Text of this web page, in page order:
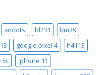
airdots bl231
bm39
google pixel 4
h4113
5c
iphone 11